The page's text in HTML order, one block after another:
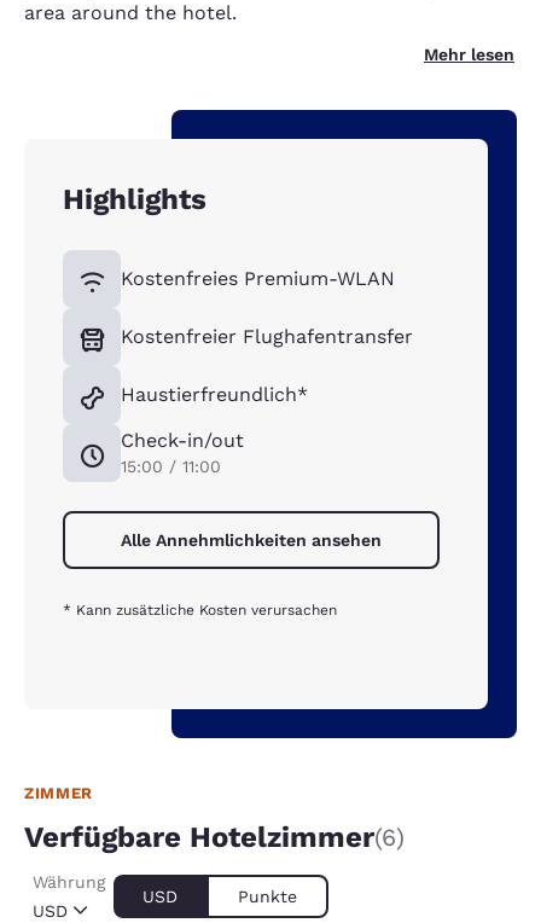
area around the hotel.
Mehr lesen
Highlights
Kostenfreies Premium-WLAN
Kostenfreier Flughafentransfer
Haustierfreundlich*
Check-in/out
15:00 / 11:00
Alle Annehmlichkeiten ansehen
* Kann zusätzliche Kosten verursachen
ZIMMER
Verfügbare Hotelzimmer(6)
USD
Währung
USD Punkte